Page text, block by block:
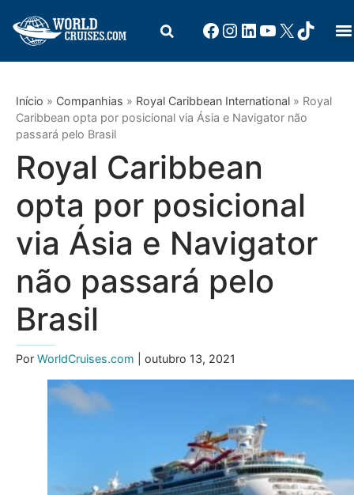
Início » Companhias » Royal Caribbean International » Royal
Caribbean opta por posicional via Ásia e Navigator não
passará pelo Brasil
Royal Caribbean
opta por posicional
via Ásia e Navigator
não passará pelo
Brasil
Por WorldCruises.com | outubro 13, 2021